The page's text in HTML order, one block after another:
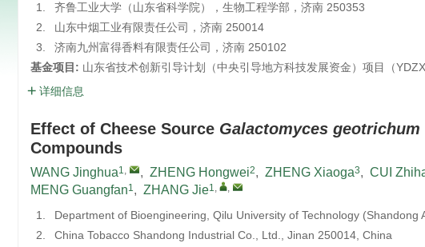
1.
齐鲁工业大学（山东省科学院），生物工程学部，济南 250353
2.
山东中烟工业有限责任公司，济南 250014
3.
济南九州富得香料有限责任公司，济南 250102
基金项目: 山东省技术创新引导计划（中央引导地方科技发展资金）项目（
详细信息
Effect of Cheese Source Galactomyces geotrichum
Compounds
WANG Jinghua1, , ZHENG Hongwei2, ZHENG Xiaoga3, CUI
MENG Guangfan1, ZHANG Jie1, ,
1.
Department of Bioengineering, Qilu University of Technology
2.
China Tobacco Shandong Industrial Co., Ltd., Jinan 250014, China